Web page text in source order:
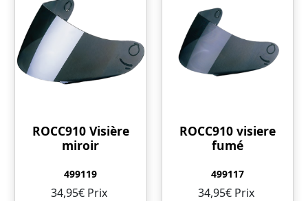
ROCC910 Visière
miroir
499119
34,95€ Prix ​​
ROCC910 visiere
fumé
499117
34,95€ Prix ​​